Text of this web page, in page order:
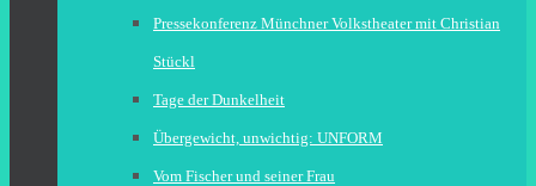
Pressekonferenz Münchner Volkstheater mit Christian
Stückl
Tage der Dunkelheit
Übergewicht, unwichtig: UNFORM
Vom Fischer und seiner Frau